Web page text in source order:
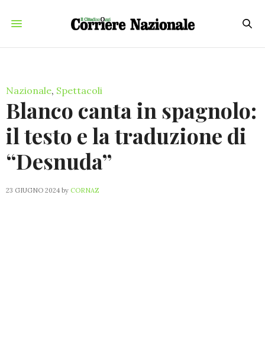
Nazionale, Spettacoli
Blanco canta in spagnolo:
il testo e la traduzione di
“Desnuda”
23 GIUGNO 2024 by CORNAZ